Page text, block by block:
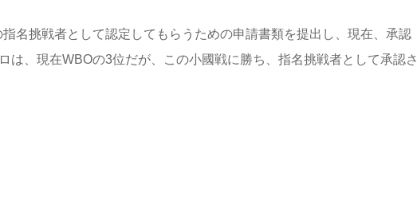
名挑戦者として認定してもらうための申請書類を提出し、現在、承認
は、現在WBOの3位だが、この小國戦に勝ち、指名挑戦者として承認さ